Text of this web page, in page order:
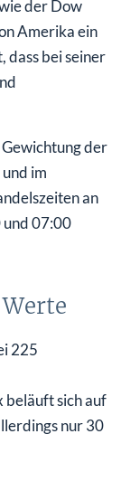
der Dow
Amerika ein
dass bei seiner
der
im
an
und 07:00
225
beläuft sich auf
nur 30